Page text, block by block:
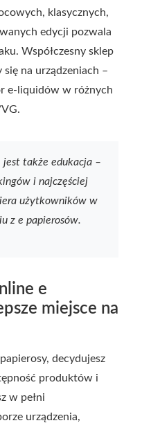
klasycznych,
edycji pozwala
Współczesny sklep
się na urządzeniach –
e-liquidów w różnych
jest także edukacja –
i najczęściej
użytkowników w
z e papierosów.
e
miejsce na
decydujesz
produktów i
w pełni
urządzenia,